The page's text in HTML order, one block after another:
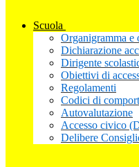
Scuola
Organigramma e
Dichiarazione
Dirigente
Obiettivi di
Regolamenti
Codici di
Autovalutazione
Accesso civico
Delibere